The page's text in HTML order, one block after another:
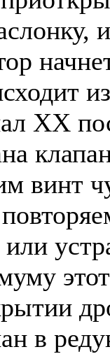
ХХ
винт
в